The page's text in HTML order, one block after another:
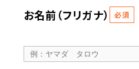
お名前（フリガナ） 必須